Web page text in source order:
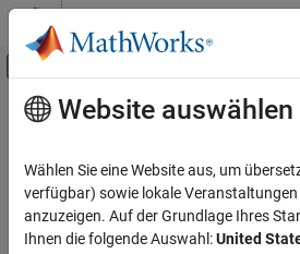
Weiter zum Inhalt
Umschaltung für Off-
Startseite der Dokumentation
Author Block Algorithms
Author Blocks Using C/C++
Hauptinhalt
sets the data type of the
Syntax
Website auswählen
Wählen Sie eine Website aus, um
verfügbar) sowie lokale
anzuzeigen. Auf der Grundlage Ihres
Ihnen die folgende Auswahl:United